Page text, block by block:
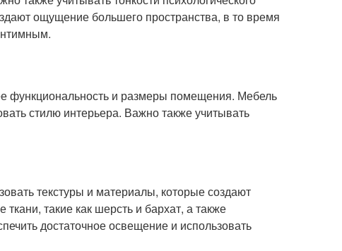
ощущение большего пространства, в то время
функциональность и размеры помещения. Мебель
стилю интерьера. Важно также учитывать
текстуры и материалы, которые создают
такие как шерсть и бархат, а также
достаточное освещение и использовать